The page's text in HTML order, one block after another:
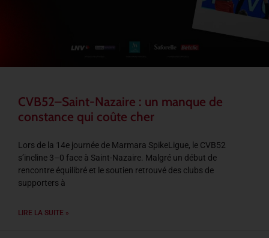
CVB52–Saint-Nazaire : un manque de
constance qui coûte cher
Lors de la 14e journée de Marmara SpikeLigue, le CVB52
s’incline 3–0 face à Saint-Nazaire. Malgré un début de
rencontre équilibré et le soutien retrouvé des clubs de
supporters à
LIRE LA SUITE »